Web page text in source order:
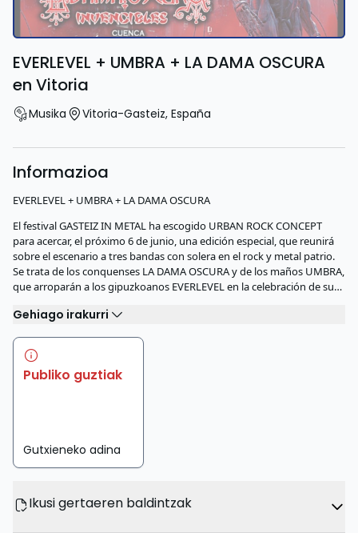
EVERLEVEL + UMBRA + LA DAMA OSCURA
en Vitoria
Musika Vitoria-Gasteiz, España
Informazioa
EVERLEVEL + UMBRA + LA DAMA OSCURA
El festival GASTEIZ IN METAL ha escogido URBAN ROCK CONCEPT
para acercar, el próximo 6 de junio, una edición especial, que reunirá
sobre el escenario a tres bandas con solera en el rock y metal patrio.
Se trata de los conquenses LA DAMA OSCURA y de los maños UMBRA,
que arroparán a los gipuzkoanos EVERLEVEL en la celebración de su…
Gehiago irakurri
Publiko guztiak
Gutxieneko adina
Ikusi gertaeren baldintzak